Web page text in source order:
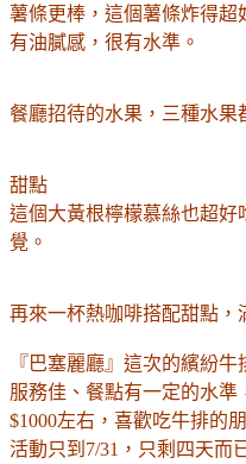
薯條更棒，這個薯條炸得超
有油膩感，很有水準。
餐廳招待的水果，三種水果
甜點
這個大黃根檸檬慕絲也超
覺。
再來一杯熱咖啡搭配甜點，
『巴塞麗廳』這次的繽紛
服務佳、餐點有一定的水
$1000左右，喜歡吃牛排的
活動只到7/31，只剩四天而